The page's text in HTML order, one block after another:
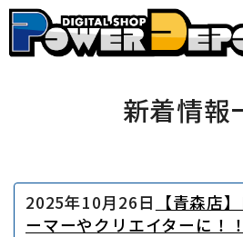
新着情報
2025年10月26日
【青森店
ーマーやクリエイターに！！